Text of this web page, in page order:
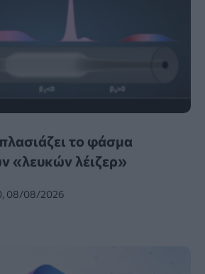
το φάσμα
«λευκών λέιζερ»
08/08/2026